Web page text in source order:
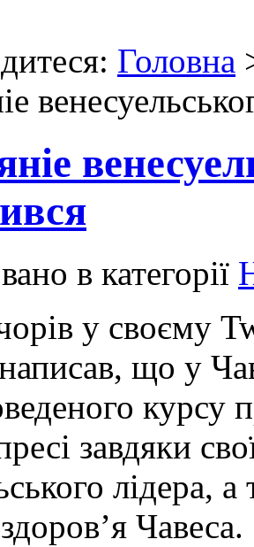
Головна
в категорії
у своєму
що у
курсу
завдяки
лідера,
Чавеса.